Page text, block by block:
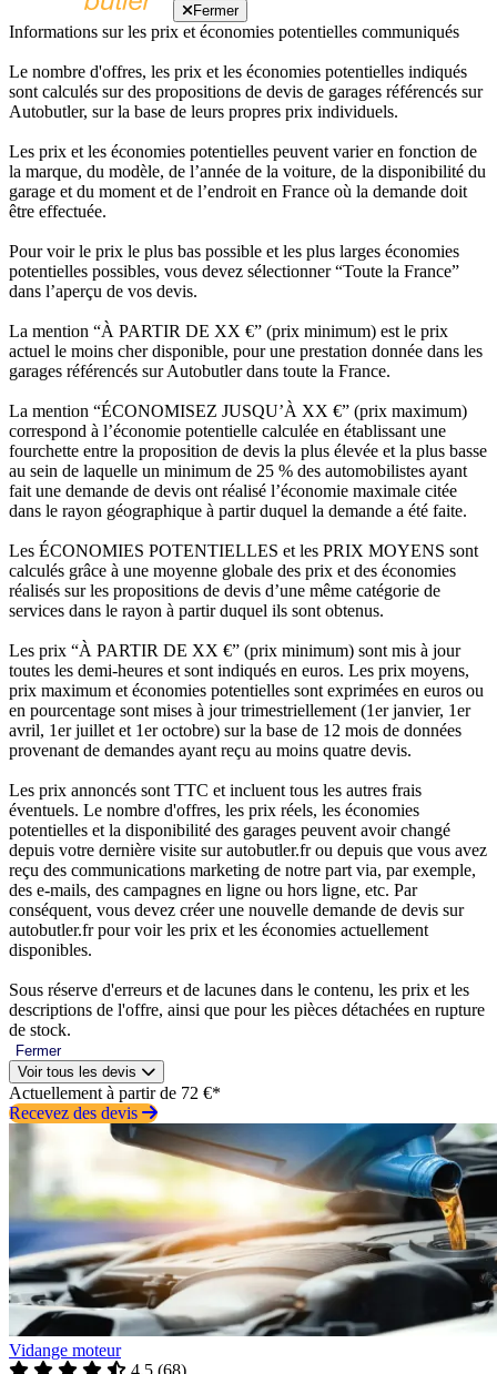
Fermer
Informations sur les prix et économies potentielles communiqués
Le nombre d'offres, les prix et les économies potentielles indiqués
sont calculés sur des propositions de devis de garages référencés sur
Autobutler, sur la base de leurs propres prix individuels.
Les prix et les économies potentielles peuvent varier en fonction de
la marque, du modèle, de l’année de la voiture, de la disponibilité du
garage et du moment et de l’endroit en France où la demande doit
être effectuée.
Pour voir le prix le plus bas possible et les plus larges économies
potentielles possibles, vous devez sélectionner “Toute la France”
dans l’aperçu de vos devis.
La mention “À PARTIR DE XX €” (prix minimum) est le prix
actuel le moins cher disponible, pour une prestation donnée dans les
garages référencés sur Autobutler dans toute la France.
La mention “ÉCONOMISEZ JUSQU’À XX €” (prix maximum)
correspond à l’économie potentielle calculée en établissant une
fourchette entre la proposition de devis la plus élevée et la plus basse
au sein de laquelle un minimum de 25 % des automobilistes ayant
fait une demande de devis ont réalisé l’économie maximale citée
dans le rayon géographique à partir duquel la demande a été faite.
Les ÉCONOMIES POTENTIELLES et les PRIX MOYENS sont
calculés grâce à une moyenne globale des prix et des économies
réalisés sur les propositions de devis d’une même catégorie de
services dans le rayon à partir duquel ils sont obtenus.
Les prix “À PARTIR DE XX €” (prix minimum) sont mis à jour
toutes les demi-heures et sont indiqués en euros. Les prix moyens,
prix maximum et économies potentielles sont exprimées en euros ou
en pourcentage sont mises à jour trimestriellement (1er janvier, 1er
avril, 1er juillet et 1er octobre) sur la base de 12 mois de données
provenant de demandes ayant reçu au moins quatre devis.
Les prix annoncés sont TTC et incluent tous les autres frais
éventuels. Le nombre d'offres, les prix réels, les économies
potentielles et la disponibilité des garages peuvent avoir changé
depuis votre dernière visite sur autobutler.fr ou depuis que vous avez
reçu des communications marketing de notre part via, par exemple,
des e-mails, des campagnes en ligne ou hors ligne, etc. Par
conséquent, vous devez créer une nouvelle demande de devis sur
autobutler.fr pour voir les prix et les économies actuellement
disponibles.
Sous réserve d'erreurs et de lacunes dans le contenu, les prix et les
descriptions de l'offre, ainsi que pour les pièces détachées en rupture
de stock.
Fermer
Voir tous les devis
Actuellement à partir de 72 €*
Recevez des devis
Vidange moteur
4.5 (68)